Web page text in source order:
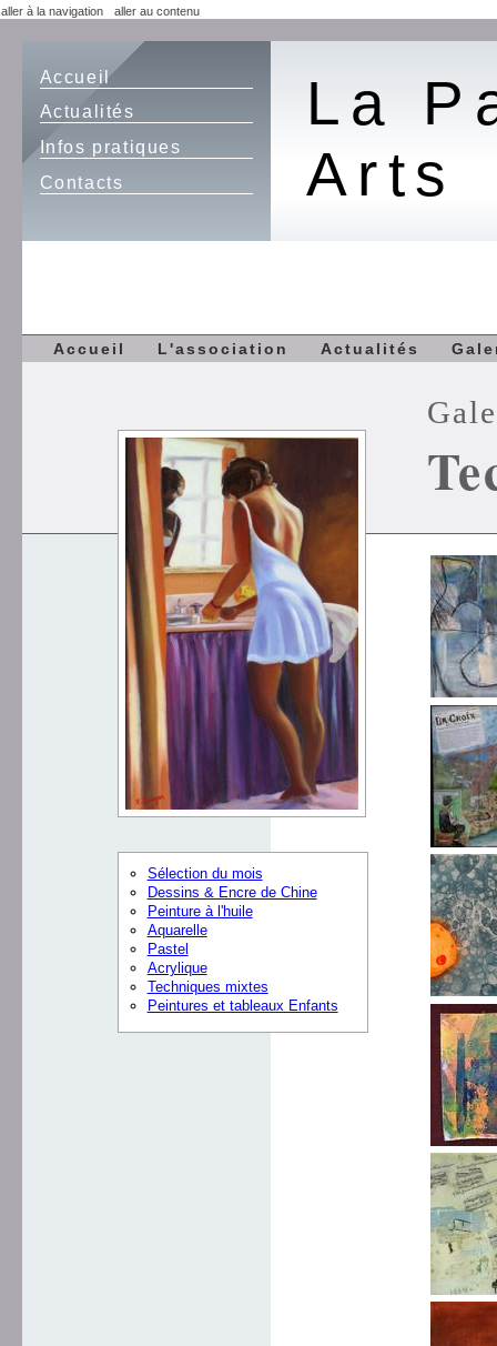
aller à la navigation aller au contenu
Accueil
Actualités
Infos pratiques
Contacts
La
Arts
Accueil L'association Actualités
Sélection du mois
Dessins & Encre de Chine
Peinture à l'huile
Aquarelle
Pastel
Acrylique
Techniques mixtes
Peintures et tableaux Enfants